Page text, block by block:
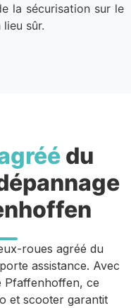
la sécurisation sur le
lieu sûr.
du
roues agréé du
assistance. Avec
Pfaffenhoffen, ce
et scooter garantit